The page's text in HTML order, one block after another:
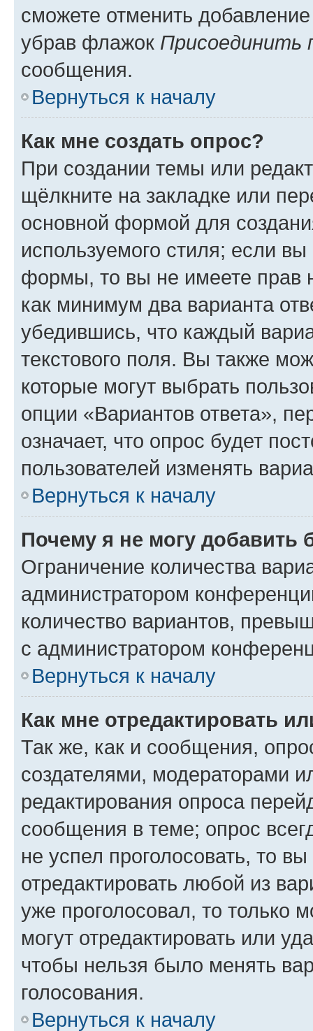
сможете отменить
убрав флажок Присоединить
сообщения.
Вернуться к началу
Как мне создать опрос?
При создании темы или
щёлкните на закладке или
основной формой для
используемого стиля; если
формы, то вы не имеете прав
как минимум два варианта
убедившись, что каждый
текстового поля. Вы также
которые могут выбрать
опции «Вариантов ответа»,
означает, что опрос будет
пользователей изменять
Вернуться к началу
Почему я не могу добавить
Ограничение количества
администратором
количество вариантов,
с администратором
Вернуться к началу
Как мне отредактировать
Так же, как и сообщения,
создателями, модераторами
редактирования опроса
сообщения в теме; опрос
не успел проголосовать, то
отредактировать любой из
уже проголосовал, то только
могут отредактировать или
чтобы нельзя было менять
голосования.
Вернуться к началу